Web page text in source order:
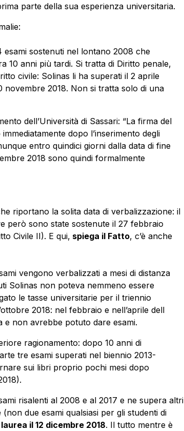
parte della sua esperienza universitaria.
sostenuti nel lontano 2008 che
10 anni più tardi. Si tratta di Diritto penale,
civile: Solinas li ha superati il 2 aprile
novembre 2018. Non si tratta solo di una
dell’Università di Sassari: “La firma del
dopo l’inserimento degli
entro quindici giorni dalla data di fine
2018 sono quindi formalmente
riportano la solita data di verbalizzazione: il
però sono state sostenute il 27 febbraio
Civile II). E qui, spiega il Fatto, c’è anche
vengono verbalizzati a mesi di distanza
Solinas non poteva nemmeno essere
le tasse universitarie per il triennio
2018: nel febbraio e nell’aprile dell
e non avrebbe potuto dare esami.
ragionamento: dopo 10 anni di
tre esami superati nel biennio 2013-
sui libri proprio pochi mesi dopo
risalenti al 2008 e al 2017 e ne supera altri
due esami qualsiasi per gli studenti di
il 12 dicembre 2018. Il tutto mentre è